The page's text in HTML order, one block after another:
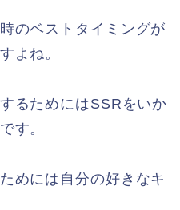
のベストタイミングが
よね。
るためにはSSRをいか
す。
めには自分の好きなキ